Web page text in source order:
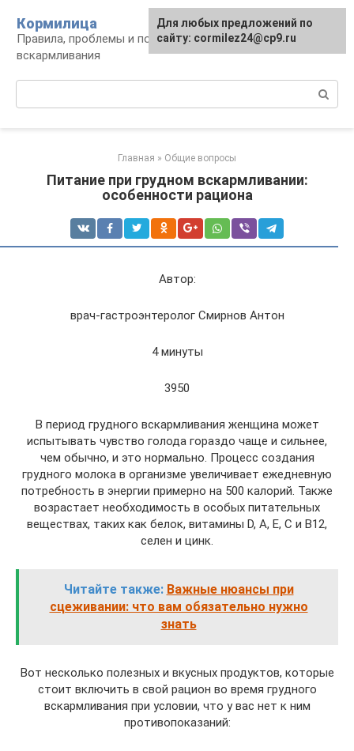
контенту
Кормилица
Правила, проблемы и польза грудного
вскармливания
Главная » Общие вопросы
Питание при грудном вскармливании:
особенности рациона
Автор:
врач-гастроэнтеролог Смирнов Антон
4 минуты
3950
В период грудного вскармливания женщина может
испытывать чувство голода гораздо чаще и сильнее,
чем обычно, и это нормально. Процесс создания
грудного молока в организме увеличивает ежедневную
потребность в энергии примерно на 500 калорий. Также
возрастает необходимость в особых питательных
веществах, таких как белок, витамины D, A, E, C и B12,
селен и цинк.
Читайте также: Важные нюансы при
сцеживании: что вам обязательно нужно
знать
Вот несколько полезных и вкусных продуктов, которые
стоит включить в свой рацион во время грудного
вскармливания при условии, что у вас нет к ним
противопоказаний:
Для любых предложений по
сайту: cormilez24@cp9.ru